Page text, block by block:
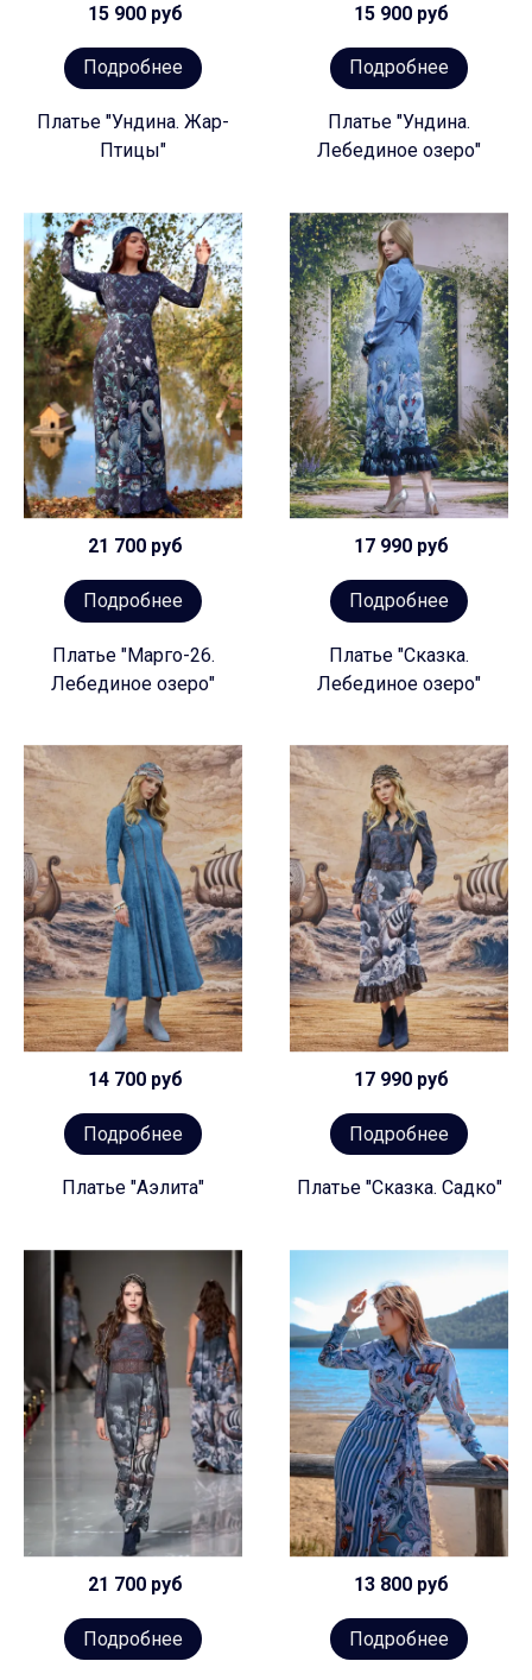
15 900 руб
Подробнее
Платье "Ундина. Жар-
Птицы"
15 900 руб
Подробнее
Платье "Ундина.
Лебединое озеро"
21 700 руб
Подробнее
Платье "Марго-26.
Лебединое озеро"
17 990 руб
Подробнее
Платье "Сказка.
Лебединое озеро"
14 700 руб
Подробнее
Платье "Аэлита"
17 990 руб
Подробнее
Платье "Сказка. Садко"
21 700 руб
Подробнее
13 800 руб
Подробнее